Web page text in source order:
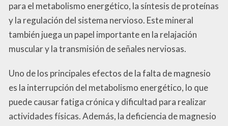
para el metabolismo energético, la síntesis de proteínas
y la regulación del sistema nervioso. Este mineral
también juega un papel importante en la relajación
muscular y la transmisión de señales nerviosas.
Uno de los principales efectos de la falta de magnesio
es la interrupción del metabolismo energético, lo que
puede causar fatiga crónica y dificultad para realizar
actividades físicas. Además, la deficiencia de magnesio